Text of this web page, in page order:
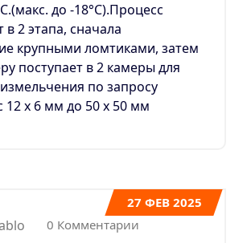
до -18°C).Процесс
в 2 этапа, сначала
крупными ломтиками, затем
поступает в 2 камеры для
по запросу
12 х 6 мм до 50 x 50 мм
27 ФЕВ 2025
0 Комментарии